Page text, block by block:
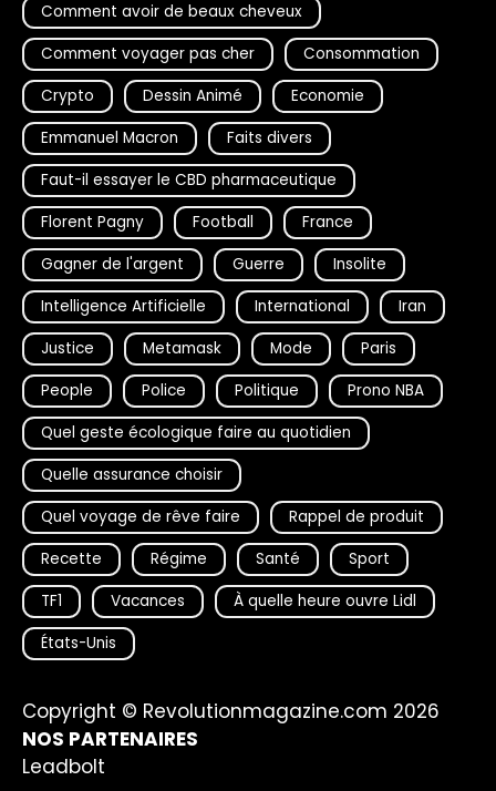
Comment avoir de beaux cheveux
Comment voyager pas cher
Consommation
Crypto
Dessin Animé
Economie
Emmanuel Macron
Faits divers
Faut-il essayer le CBD pharmaceutique
Florent Pagny
Football
France
Gagner de l'argent
Guerre
Insolite
Intelligence Artificielle
International
Iran
Justice
Metamask Mode
Paris
People
Police Politique
Prono NBA
Quel geste écologique faire au quotidien
Quelle assurance choisir
Quel voyage de rêve faire
Rappel de produit
Recette
Régime Santé
Sport
TF1
Vacances
À quelle heure ouvre Lidl
États-Unis
Copyright © Revolutionmagazine.com 2026
NOS PARTENAIRES
Leadbolt